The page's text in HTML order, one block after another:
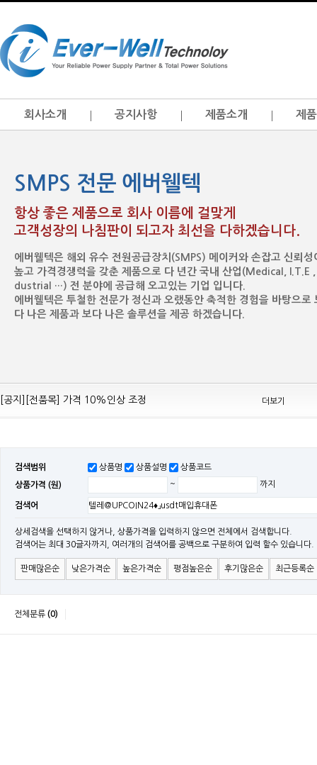
회사소개 공지사항 제품소개 제
SMPS 전문 에버웰텍
항상 좋은 제품으로 회사 이름에 걸맞게
고객성장의 나침판이 되고자 최선을 다하겠습니다.
에버웰텍은 해외 유수 전원공급장치(SMPS) 메이커와 손잡고 신뢰성
높고 가격경쟁력을 갖춘 제품으로 다 년간 국내 산업(Medical, I.T.E
dustrial …) 전 분야에 공급해 오고있는 기업 입니다.
에버웰텍은 투철한 전문가 정신과 오랬동안 축적한 경험을 바탕으로
다 나은 제품과 보다 나은 솔루션을 제공 하겠습니다.
[공지][Mean Well 제품 전품목] 10% 가격 인하 조정
[공지][전품목] 가격 10%인상 조정
[공지][민웰] 전품목 가격 조정의건
[민웰] RS 모델 출시
[공지]SMPS 저가형 [기획상품] 출시
[공지]12W~300W Medical Adapter"2017 NEW MODEL"[ADT] 출시
[공지][민웰] [민웰] 인버터 "정현파 / 유사 정현파" 시리즈 제품을 출시
[공지][민웰] LED 방수형 (CLG / CEN / HLG)시리즈 제품 출시
더보기
검색범위 상품명 상품설명 상품코드
상품가격 (원) ~ 까지
검색어
상세검색을 선택하지 않거나, 상품가격을 입력하지 않으면 전체에서 검색합니다.
검색어는 최대 30글자까지, 여러개의 검색어를 공백으로 구분하여 입력 할수 있습니다.
판매많은순 낮은가격순 높은가격순 평점높은순 후기많은순 최근등록순
전체분류 (0)